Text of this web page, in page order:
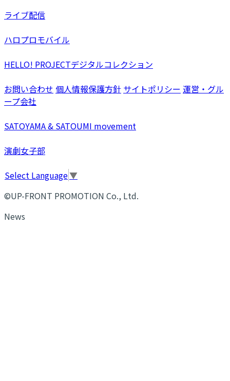
ライブ配信
ハロプロモバイル
HELLO! PROJECTデジタルコレクション
お問い合わせ 個人情報保護方針 サイトポリシー 運営・グル
ープ会社
SATOYAMA & SATOUMI movement
演劇女子部
Select Language▼
©UP-FRONT PROMOTION Co., Ltd.
News